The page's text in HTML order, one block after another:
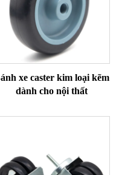
xe caster kim loại kẽm
dành cho nội thất